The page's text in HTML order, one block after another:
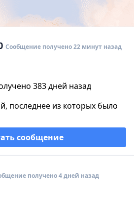
Сообщение получено 22 минут назад
383 дней назад
последнее из которых было
сообщение
получено 4 дней назад